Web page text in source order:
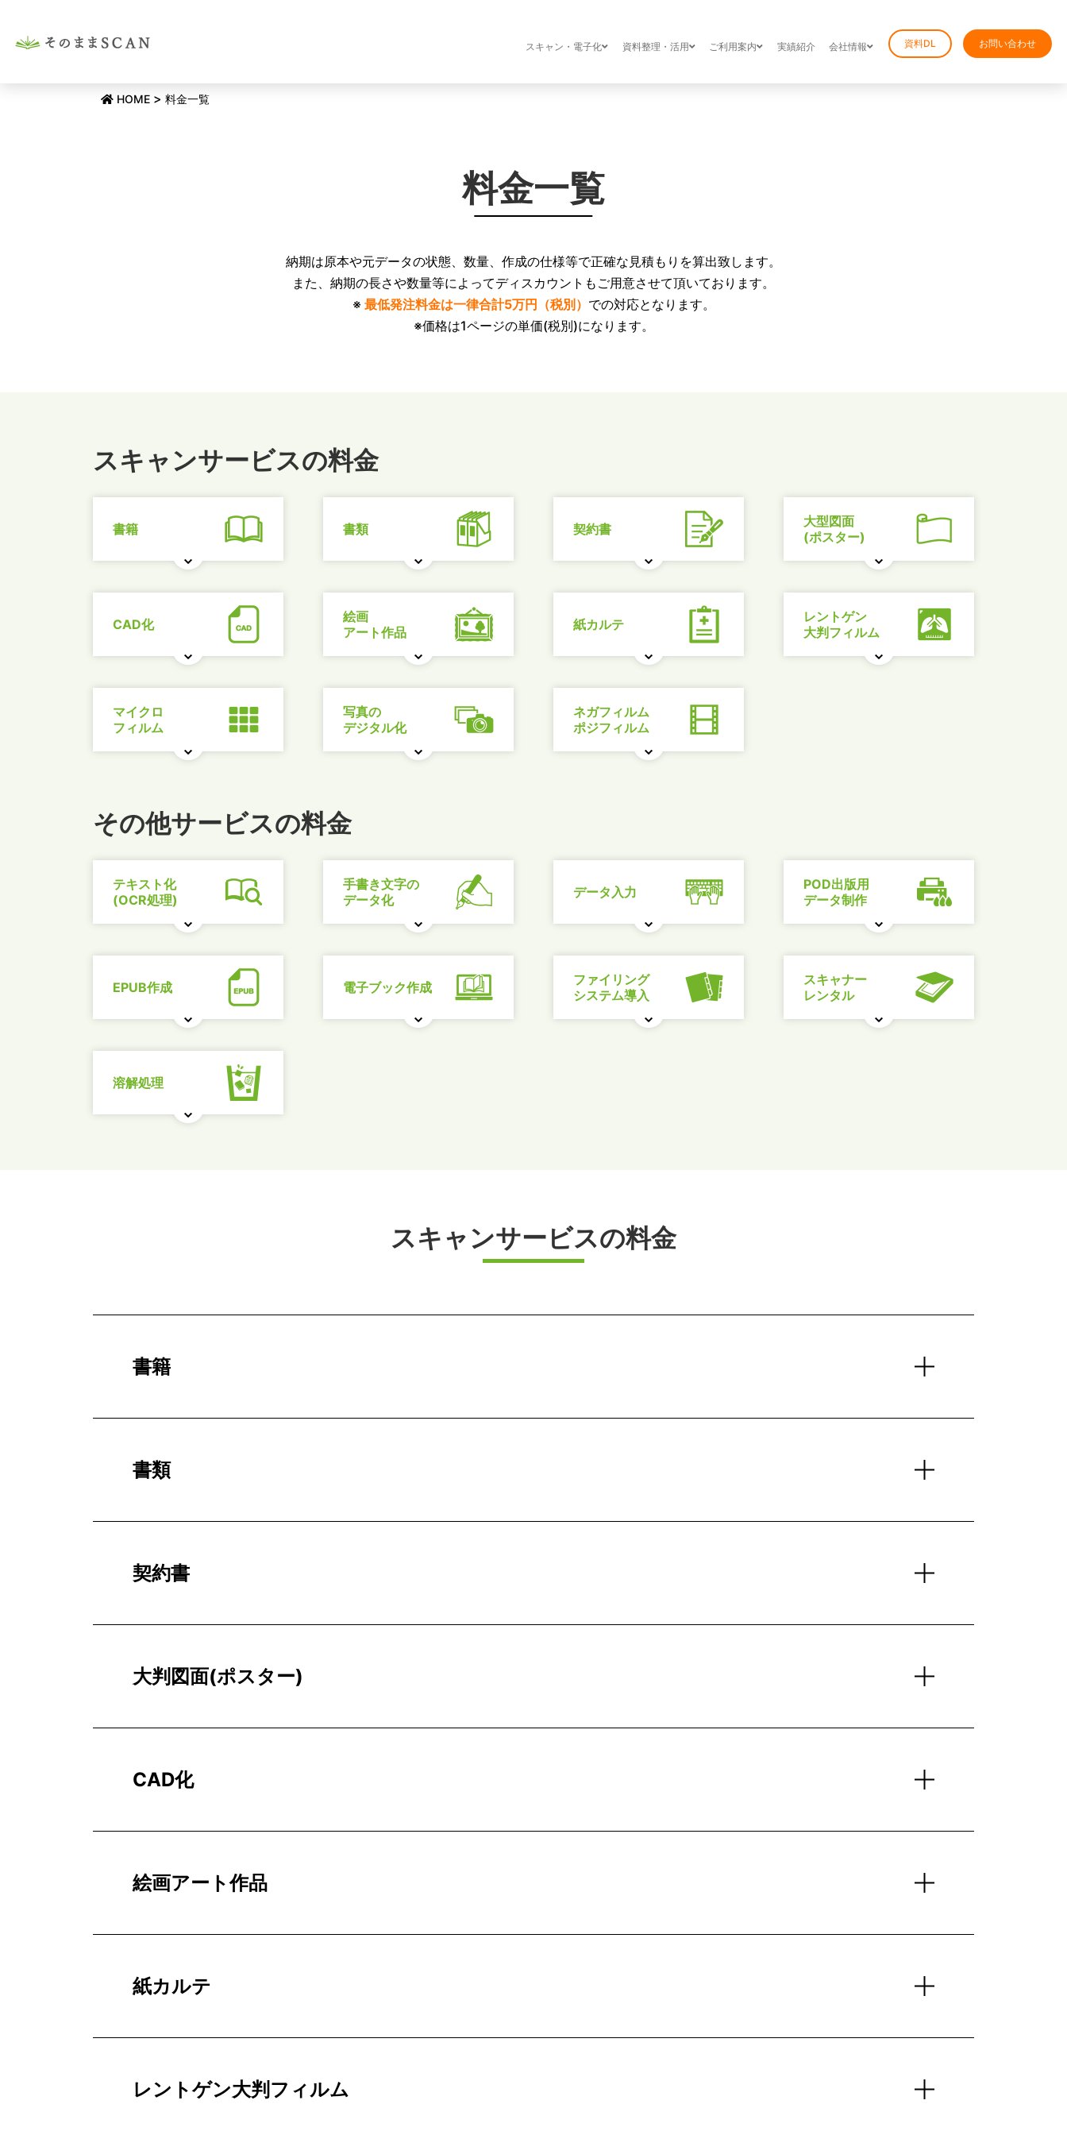
スキャン・電子化 資料整理・活用 ご利用案内 実績紹介 会社情報 資料DL お問い合わせ
HOME > 料金一覧
料金一覧
納期は原本や元データの状態、数量、 作成の仕様等で正確な見積もりを算出致します。
また、納期の長さや数量等によってディスカウ ントもご用意させて頂いております。
※ 最低発注料金は一律合計5万円（税別） での対応となります。
※価格は1ページの単価(税別)になります。
スキャンサービスの料金
書籍 書類 契約書
大型図面
(ポスター)
CAD化
絵画
アート作品
紙カルテ
レントゲン
大判フィルム
マイクロ
フィルム
写真の
デジタル化
ネガフィルム
ポジフィルム
その他サービスの料金
テキスト化
(OCR処理)
手書き文字の
データ化
データ入力
POD出版用
データ制作
EPUB作成 電子ブック作成
ファイリング
システム導入
スキャナー
レンタル
溶解処理
スキャンサービスの料金
書籍
書類
契約書
大判図面(ポスター)
CAD化
絵画アート作品
紙カルテ
レントゲン大判フィルム